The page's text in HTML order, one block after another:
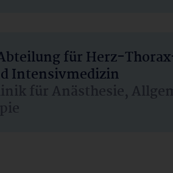
für Herz-
Intensivmedizin
für Anästhesie,